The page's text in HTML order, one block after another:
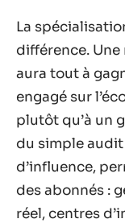
La
différence.
aura tout à
engagé sur
plutôt qu’à un
du simple
d’influence,
des abonnés :
réel, centres